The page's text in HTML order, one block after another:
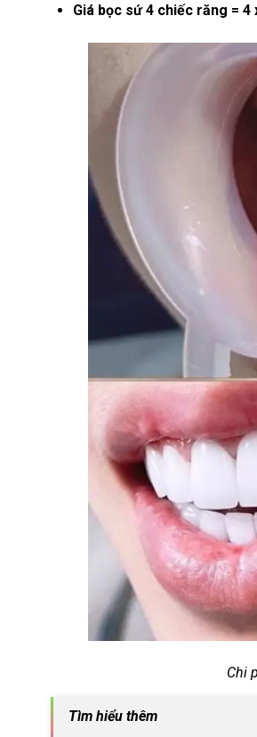
Giá bọc sứ 4 chiếc răng =
Chi
Tìm hiểu thêm